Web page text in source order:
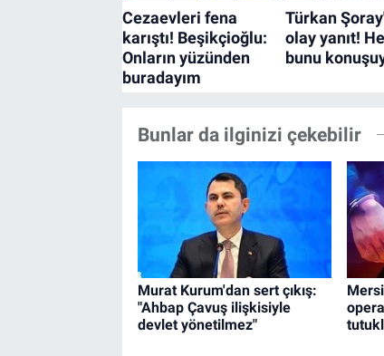
Bunlar da ilginizi çekebilir
Murat Kurum'dan sert çıkış:
"Ahbap Çavuş ilişkisiyle
devlet yönetilmez"